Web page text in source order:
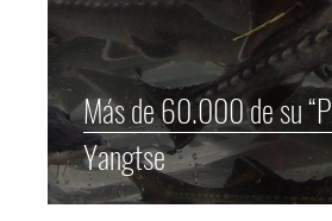
Más de 60.000 de su
Yangtse